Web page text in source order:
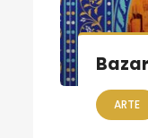
ARTE